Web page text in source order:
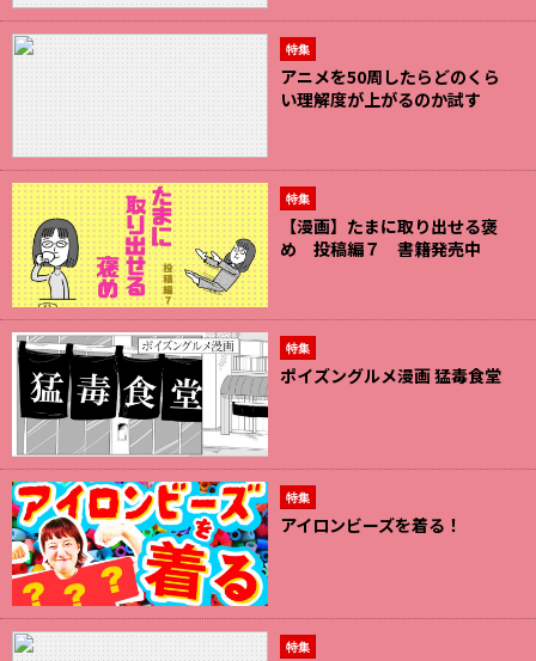
特集
アニメを50周したらどのくら
い理解度が上がるのか試す
特集
【漫画】たまに取り出せる褒
め 投稿編７ 書籍発売中
特集
ポイズングルメ漫画 猛毒食堂
特集
アイロンビーズを着る！
特集